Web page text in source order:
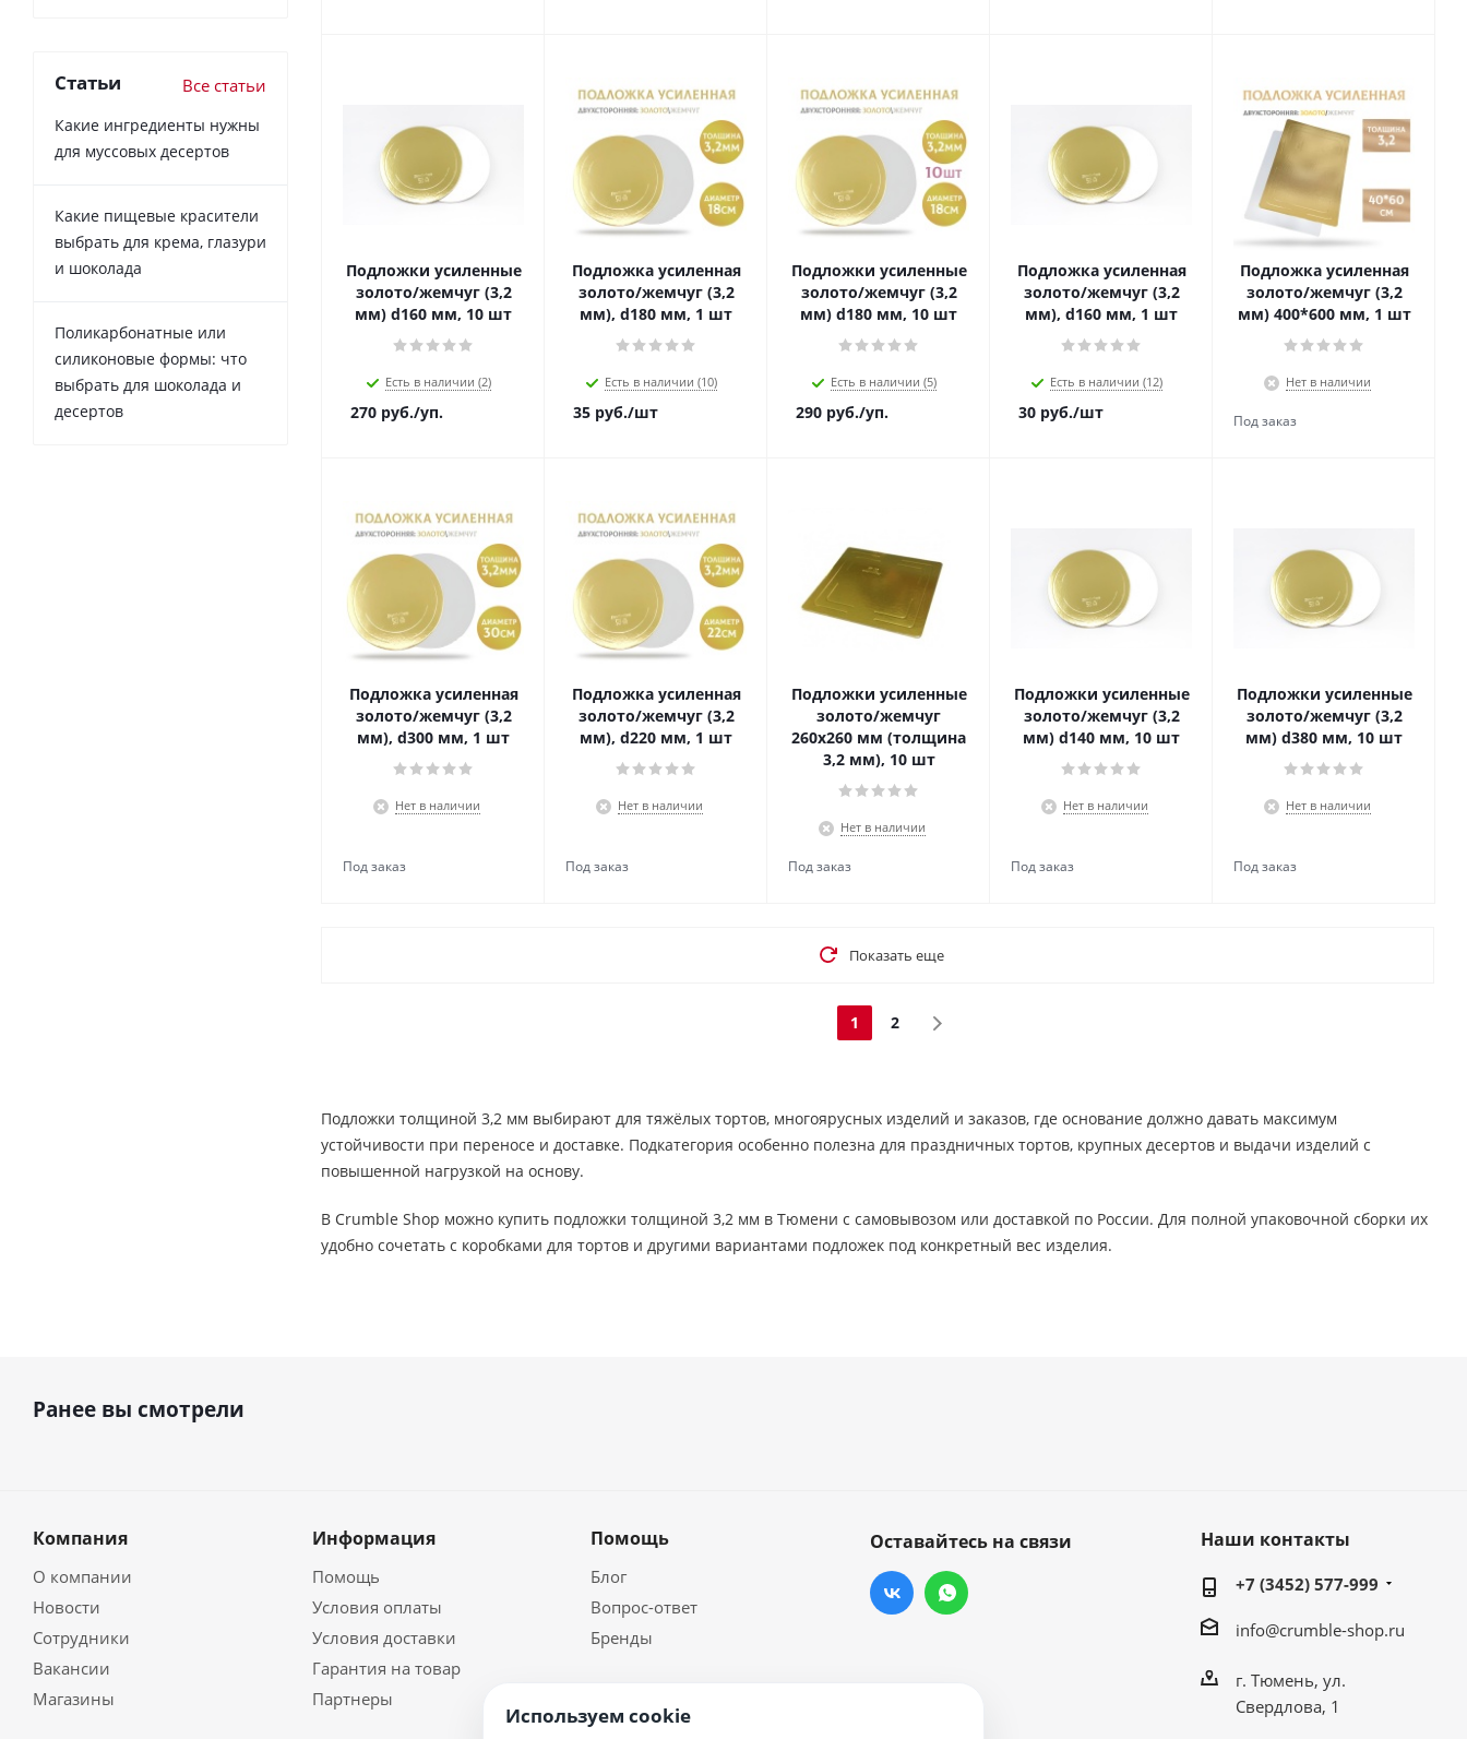
Подложки усиленные
золото/жемчуг (3,2
мм) d160 мм, 10 шт
Есть в наличии (2)
270 руб./уп.
Подложка усиленная
золото/жемчуг (3,2
мм), d180 мм, 1 шт
Есть в наличии (10)
35 руб./шт
Подложки усиленные
золото/жемчуг (3,2
мм) d180 мм, 10 шт
Есть в наличии (5)
290 руб./уп.
Подложка усиленная
золото/жемчуг (3,2
мм), d160 мм, 1 шт
Есть в наличии (12)
30 руб./шт
Подложка усиленная
золото/жемчуг (3,2
мм) 400*600 мм, 1 шт
Нет в наличии
Подложка усиленная
золото/жемчуг (3,2
мм), d300 мм, 1 шт
Нет в наличии
Подложка усиленная
золото/жемчуг (3,2
мм), d220 мм, 1 шт
Нет в наличии
Подложки усиленные
золото/жемчуг
260x260 мм (толщина
3,2 мм), 10 шт
Нет в наличии
Подложки усиленные
золото/жемчуг (3,2
мм) d140 мм, 10 шт
Нет в наличии
Подложки усиленные
золото/жемчуг (3,2
мм) d380 мм, 10 шт
Нет в наличии
Показать еще
1 2
Подложки толщиной 3,2 мм выбирают для тяжёлых тортов, многоярусных изделий и заказов, где основание должно давать максимум
устойчивости при переносе и доставке. Подкатегория особенно полезна для праздничных тортов, крупных десертов и выдачи изделий с
повышенной нагрузкой на основу.
В Crumble Shop можно купить подложки толщиной 3,2 мм в Тюмени с самовывозом или доставкой по России. Для полной упаковочной сборки их
удобно сочетать с коробками для тортов и другими вариантами подложек под конкретный вес изделия.
Статьи Все статьи
Какие ингредиенты нужны
для муссовых десертов
Какие пищевые красители
выбрать для крема, глазури
и шоколада
Поликарбонатные или
силиконовые формы: что
выбрать для шоколада и
десертов
Ранее вы смотрели
Компания
О компании
Новости
Сотрудники
Вакансии
Магазины
Информация
Помощь
Условия оплаты
Условия доставки
Гарантия на товар
Партнеры
Помощь
Блог
Вопрос-ответ
Бренды
Оставайтесь на связи Наши контакты
+7 (3452) 577-999
info@crumble-shop.ru
г. Тюмень, ул.
Свердлова, 1
Используем cookie